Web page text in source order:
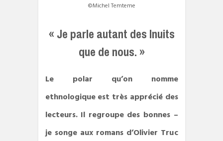
©Michel Temteme
« Je parle autant des Inuits
que de nous. »
Le polar qu’on nomme
ethnologique est très apprécié des
lecteurs. Il regroupe des bonnes –
je songe aux romans d’Olivier Truc